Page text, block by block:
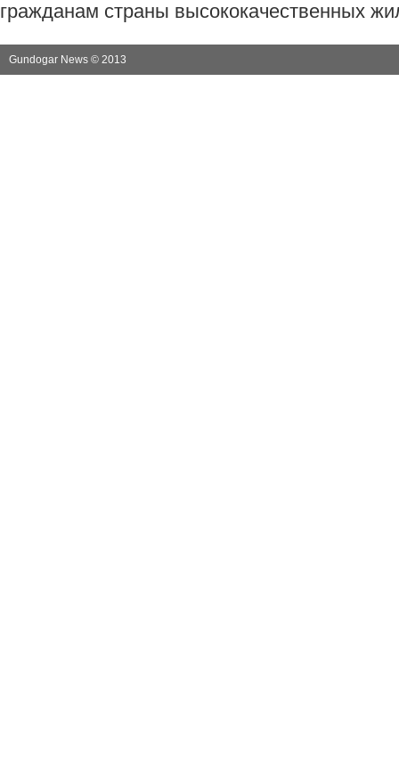
гражданам страны высококачественных
Gundogar News © 2013